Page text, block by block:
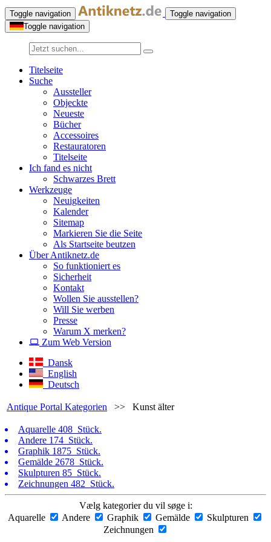
Toggle navigation
Toggle navigation
Toggle navigation
Titelseite
Suche
Aussteller
Objeckte
Neueste
Bücher
Accessoires
Restauratoren
Titelseite
Ich fand es nicht
Schwarzes Brett
Werkzeuge
Neuigkeiten
Kalender
Sitemap
Markieren Sie die Seite
Als Startseite beutzen
Über Antiknetz.de
So funktioniert es
Sicherheit
Kontakt
Wollen Sie ausstellen?
Will Sie werben
Presse
Warum X merken?
Zum Web Version
Dansk
English
Deutsch
Antique Portal Kategorien >> Kunst älter
Aquarelle 408 Stück.
Andere 174 Stück.
Graphik 1875 Stück.
Gemälde 2678 Stück.
Skulpturen 85 Stück.
Zeichnungen 482 Stück.
Vælg kategorier du vil søge i:
Aquarelle
Andere Graphik Gemälde
Skulpturen
Zeichnungen